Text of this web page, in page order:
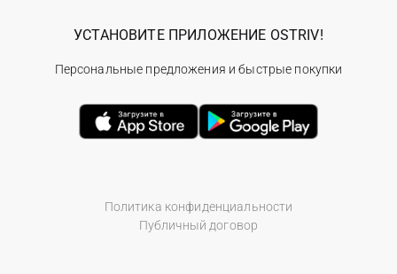
Политика конфиденциальности
Публичный договор
УСТАНОВИТЕ ПРИЛОЖЕНИЕ OSTRIV!
Персональные предложения и быстрые покупки